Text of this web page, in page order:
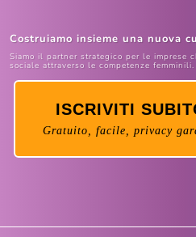
Costruiamo insieme una nuova
Siamo il partner strategico per le imprese
sociale attraverso le competenze femminili.
ISCRIVITI
Gratuito, facile, privacy